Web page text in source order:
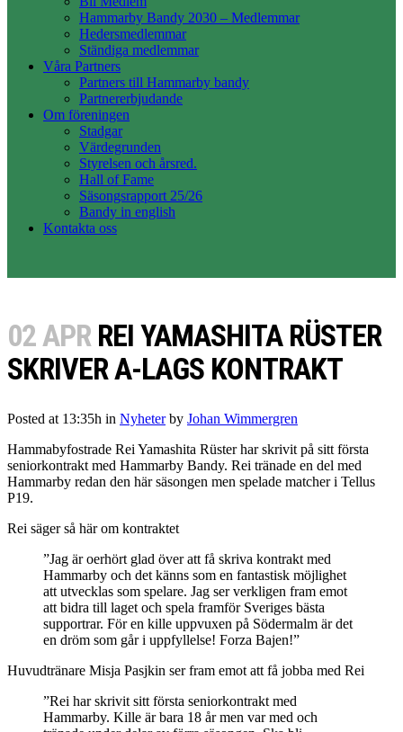
Hammarby Bandy 2030 – Medlemmar
Hedersmedlemmar
Ständiga medlemmar
Våra Partners
Partners till Hammarby bandy
Partnererbjudande
Om föreningen
Stadgar
Värdegrunden
Styrelsen och årsred.
Hall of Fame
Säsongsrapport 25/26
Bandy in english
Kontakta oss
02 APR REI YAMASHITA RÜSTER
SKRIVER A-LAGS KONTRAKT
Posted at 13:35h in Nyheter by Johan Wimmergren
Hammabyfostrade Rei Yamashita Rüster har skrivit på sitt första
seniorkontrakt med Hammarby Bandy. Rei tränade en del med
Hammarby redan den här säsongen men spelade matcher i Tellus
P19.
Rei säger så här om kontraktet
”Jag är oerhört glad över att få skriva kontrakt med
Hammarby och det känns som en fantastisk möjlighet
att utvecklas som spelare. Jag ser verkligen fram emot
att bidra till laget och spela framför Sveriges bästa
supportrar. För en kille uppvuxen på Södermalm är det
en dröm som går i uppfyllelse! Forza Bajen!”
Huvudtränare Misja Pasjkin ser fram emot att få jobba med Rei
”Rei har skrivit sitt första seniorkontrakt med
Hammarby. Kille är bara 18 år men var med och